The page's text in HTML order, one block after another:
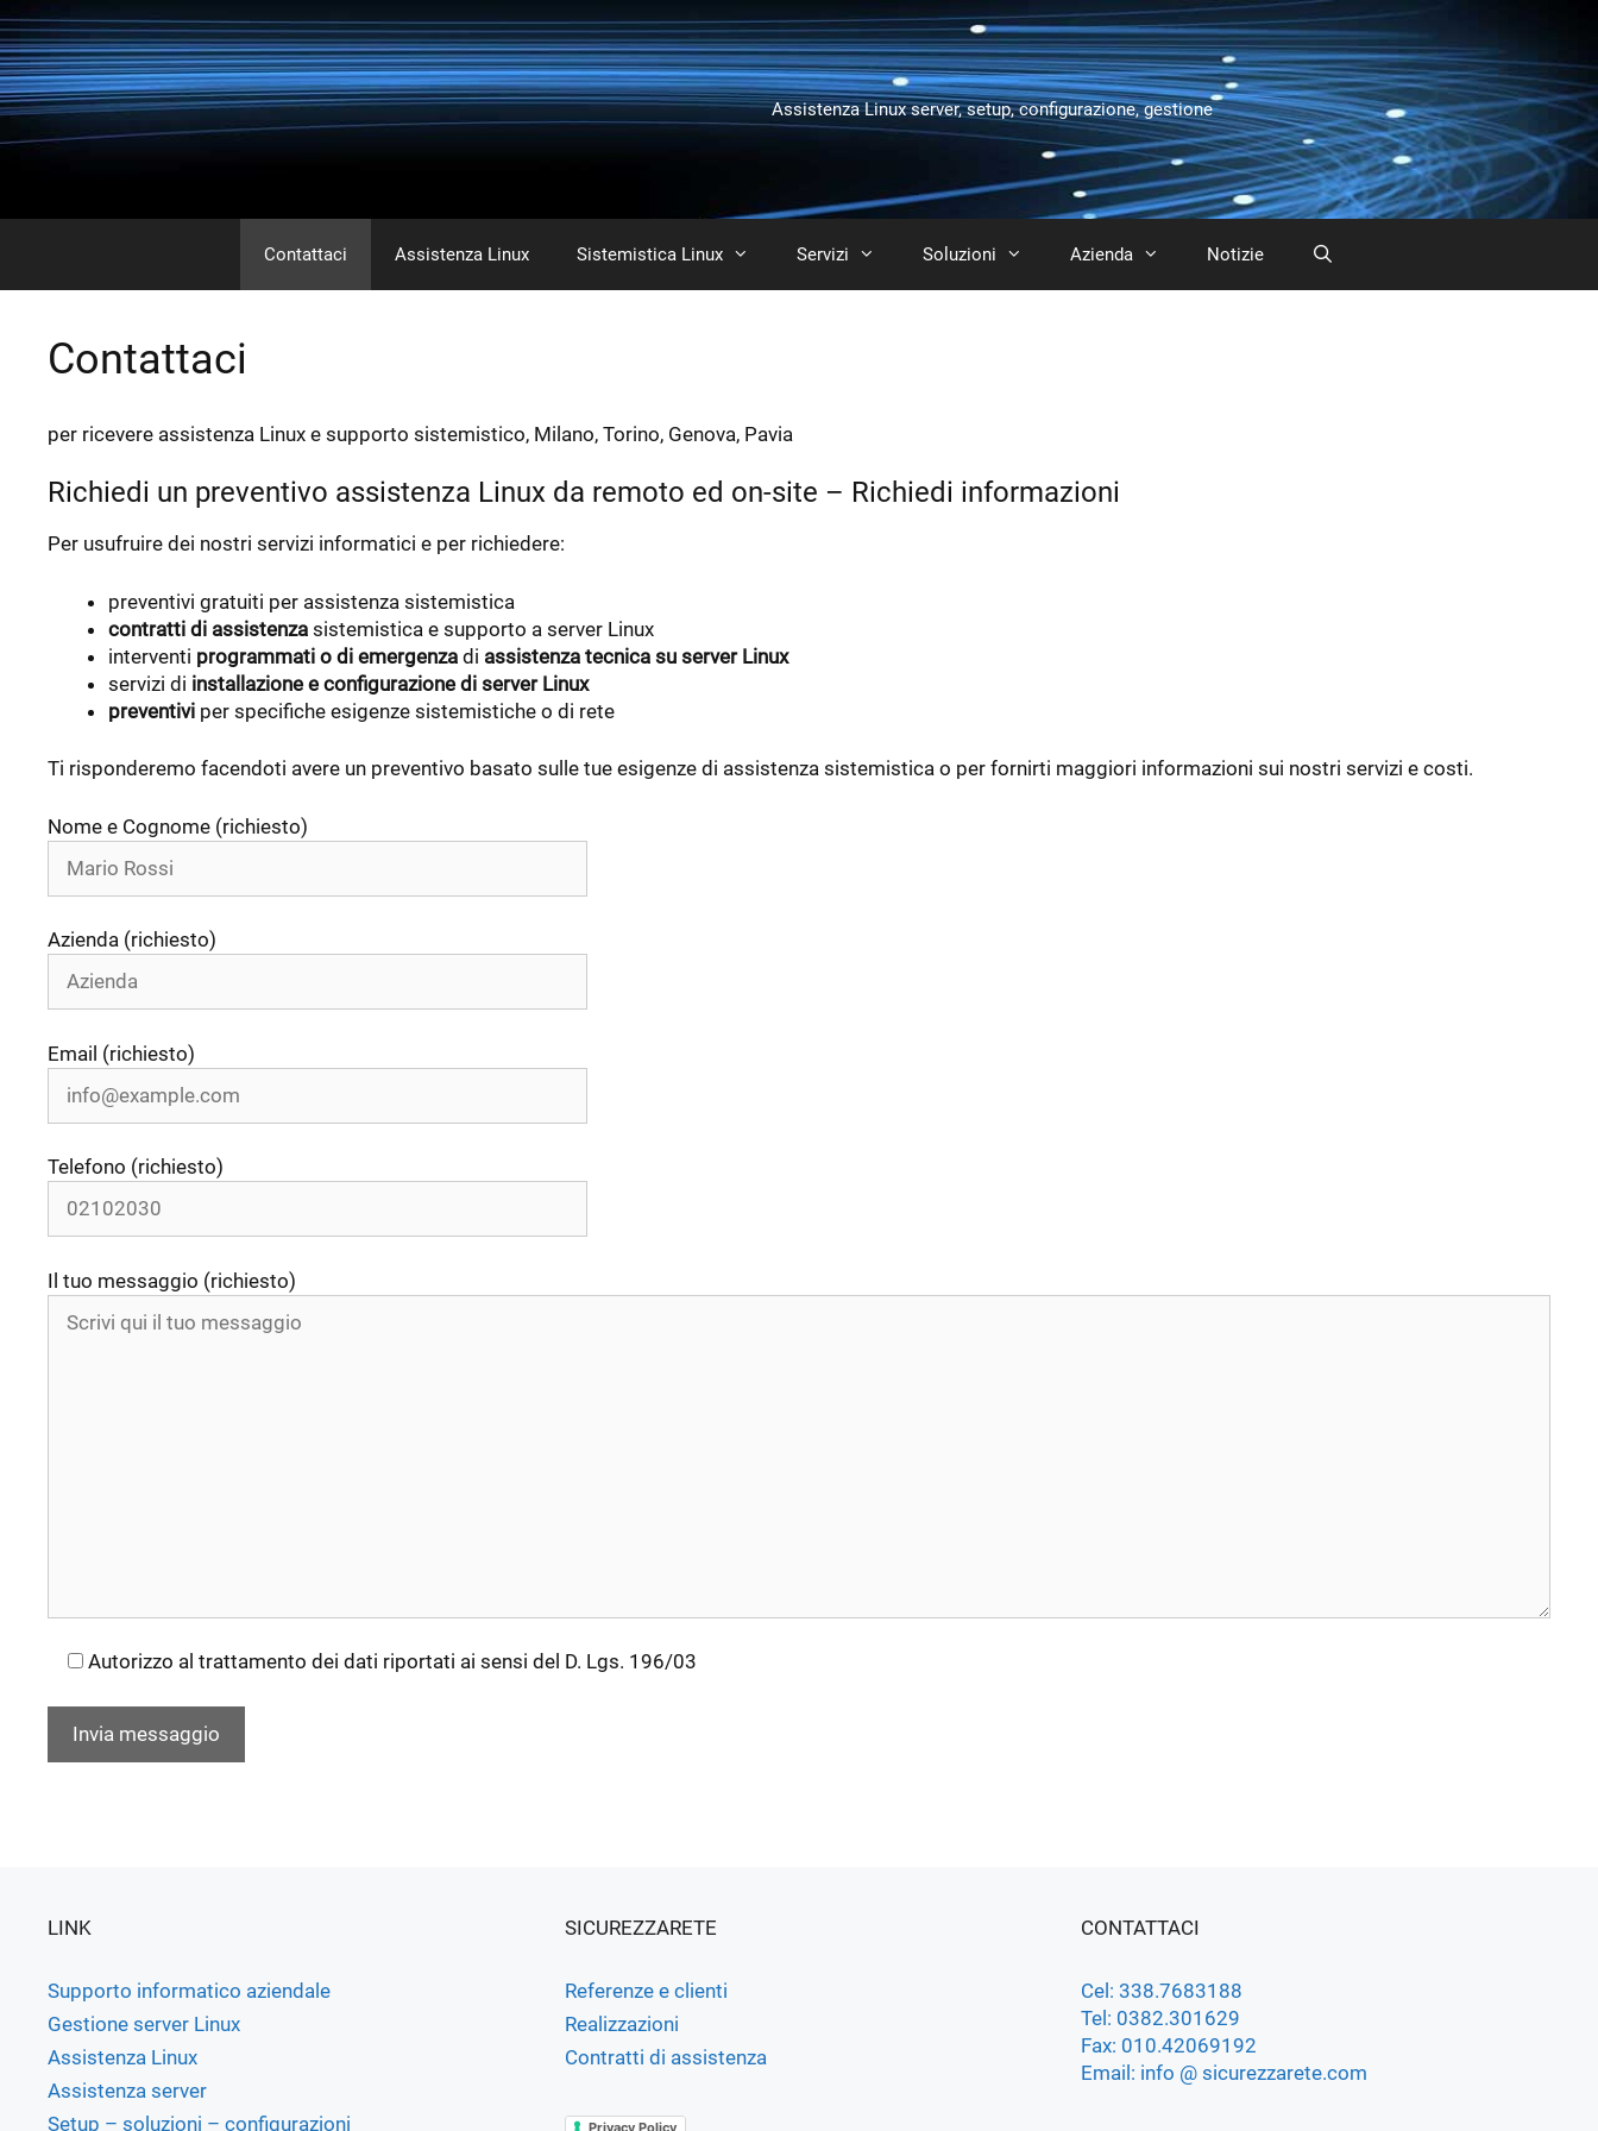
Vai
al
contenuto
Assistenza Linux server, setup, configurazione, gestione
Contattaci Assistenza Linux Sistemistica Linux Servizi Soluzioni Azienda Notizie
Contattaci
per ricevere assistenza Linux e supporto sistemistico, Milano, Torino, Genova, Pavia
Richiedi un preventivo assistenza Linux da remoto ed on-site – Richiedi informazioni
Per usufruire dei nostri servizi informatici e per richiedere:
preventivi gratuiti per assistenza sistemistica
contratti di assistenza sistemistica e supporto a server Linux
interventi programmati o di emergenza di assistenza tecnica su server Linux
servizi di installazione e configurazione di server Linux
preventivi per specifiche esigenze sistemistiche o di rete
Ti risponderemo facendoti avere un preventivo basato sulle tue esigenze di assistenza sistemistica o per fornirti maggiori informazioni sui nostri servizi e costi.
Nome e Cognome (richiesto)
Azienda (richiesto)
Email (richiesto)
Telefono (richiesto)
Il tuo messaggio (richiesto)
Autorizzo al trattamento dei dati riportati ai sensi del D. Lgs. 196/03
LINK
Supporto informatico aziendale
Gestione server Linux
Assistenza Linux
Assistenza server
Setup – soluzioni – configurazioni
SICUREZZARETE
Referenze e clienti
Realizzazioni
Contratti di assistenza
CONTATTACI
Cel: 338.7683188
Tel: 0382.301629
Fax: 010.42069192
Email: info @ sicurezzarete.com